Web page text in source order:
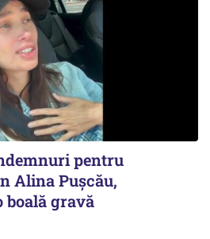
pentru
Alina Pușcău,
boală gravă